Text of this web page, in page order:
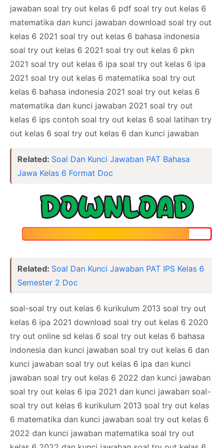
jawaban soal try out kelas 6 pdf soal try out kelas 6
matematika dan kunci jawaban download soal try out
kelas 6 2021 soal try out kelas 6 bahasa indonesia
soal try out kelas 6 2021 soal try out kelas 6 pkn
2021 soal try out kelas 6 ipa soal try out kelas 6 ipa
2021 soal try out kelas 6 matematika soal try out
kelas 6 bahasa indonesia 2021 soal try out kelas 6
matematika dan kunci jawaban 2021 soal try out
kelas 6 ips contoh soal try out kelas 6 soal latihan try
out kelas 6 soal try out kelas 6 dan kunci jawaban
Related: Soal Dan Kunci Jawaban PAT Bahasa
Jawa Kelas 6 Format Doc
Related: Soal Dan Kunci Jawaban PAT IPS Kelas 6
Semester 2 Doc
soal-soal try out kelas 6 kurikulum 2013 soal try out
kelas 6 ipa 2021 download soal try out kelas 6 2020
try out online sd kelas 6 soal try out kelas 6 bahasa
indonesia dan kunci jawaban soal try out kelas 6 dan
kunci jawaban soal try out kelas 6 ipa dan kunci
jawaban soal try out kelas 6 2022 dan kunci jawaban
soal try out kelas 6 ipa 2021 dan kunci jawaban soal-
soal try out kelas 6 kurikulum 2013 soal try out kelas
6 matematika dan kunci jawaban soal try out kelas 6
2022 dan kunci jawaban matematika soal try out